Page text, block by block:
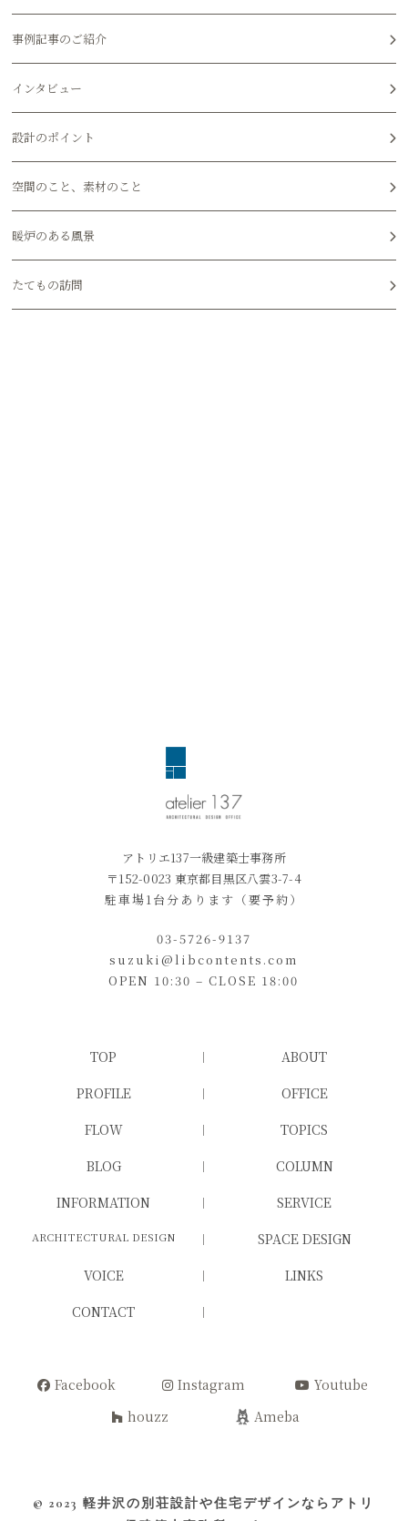
事例記事のご紹介
インタビュー
設計のポイント
空間のこと、素材のこと
暖炉のある風景
たてもの訪問
アトリエ137一級建築士事務所
〒152-0023 東京都目黒区八雲3-7-4
駐車場1台分あります（要予約）
03-5726-9137
suzuki@libcontents.com
OPEN 10:30 – CLOSE 18:00
TOP
ABOUT
PROFILE
OFFICE
FLOW
TOPICS
BLOG
COLUMN
INFORMATION
SERVICE
ARCHITECTURAL DESIGN
SPACE DESIGN
VOICE
LINKS
CONTACT
Facebook Instagram
Youtube
houzz
Ameba
© 2023軽井沢の別荘設計や住宅デザインならアトリ